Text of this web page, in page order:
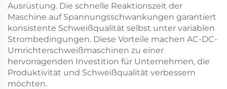
Ausrüstung. Die schnelle Reaktionszeit der
Maschine auf Spannungsschwankungen garantiert
konsistente Schweißqualität selbst unter variablen
Strombedingungen. Diese Vorteile machen AC-DC-
Umrichterschweißmaschinen zu einer
hervorragenden Investition für Unternehmen, die
Produktivität und Schweißqualität verbessern
möchten.